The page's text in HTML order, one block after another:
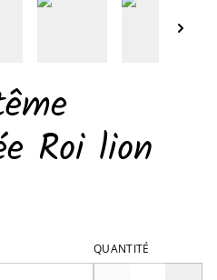
Roi lion
QUANTITÉ